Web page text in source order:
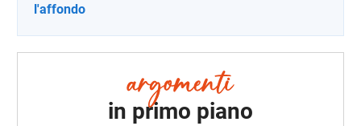
l'affondo
in primo piano